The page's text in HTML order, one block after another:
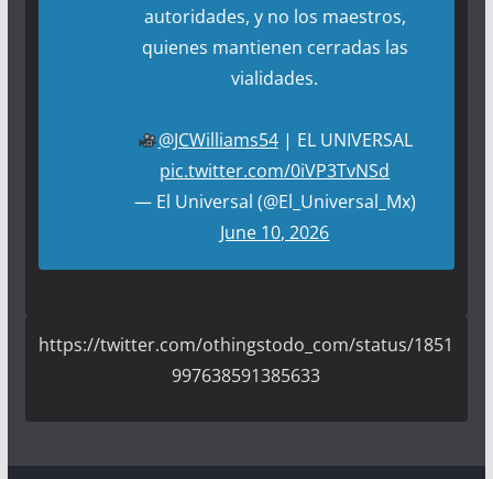
autoridades, y no los maestros,
quienes mantienen cerradas las
vialidades.
@JCWilliams54| EL UNIVERSAL
pic.twitter.com/0iVP3TvNSd
— El Universal (@El_Universal_Mx)
June 10, 2026
https://twitter.com/othingstodo_com/status/1851
997638591385633